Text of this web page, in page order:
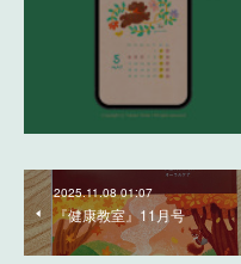
2025.11.08 01:07
『健康教室』11月号